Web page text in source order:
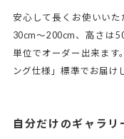
安心して長くお使いい
30cm～200cm、高さは
単位でオーダー出来ます
ング仕様」標準でお届け
自分だけのギャラリ